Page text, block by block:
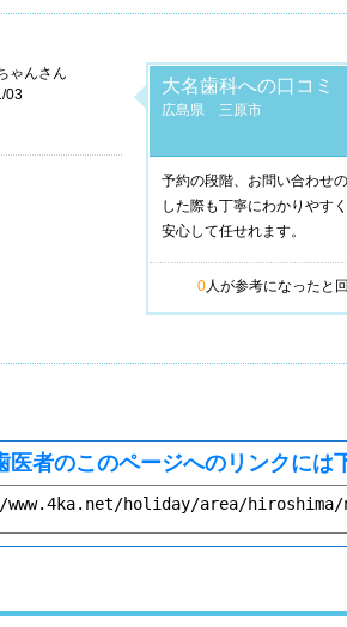
ゃんさん
03
大名歯科への口コミ
広島県 三原市
予約の段階、お問い合わせ
した際も丁寧にわかりやす
安心して任せれます。
0人が参考になったと
医者のこのページへのリンクには